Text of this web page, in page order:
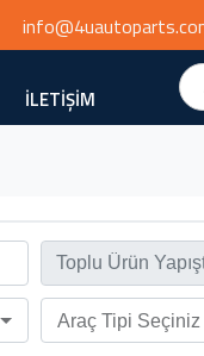
İLETİŞİM
Araç Tipi Seçiniz